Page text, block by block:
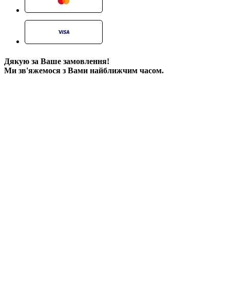
Дякую за Ваше замовлення!
Ми зв'яжемося з Вами найближчим часом.